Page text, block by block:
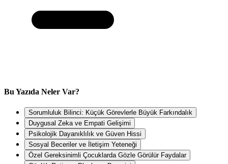
Bu Yazıda Neler Var?
Sorumluluk Bilinci: Küçük Görevlerle Büyük Farkındalık
Duygusal Zeka ve Empati Gelişimi
Psikolojik Dayanıklılık ve Güven Hissi
Sosyal Beceriler ve İletişim Yeteneği
Özel Gereksinimli Çocuklarda Gözle Görülür Faydalar